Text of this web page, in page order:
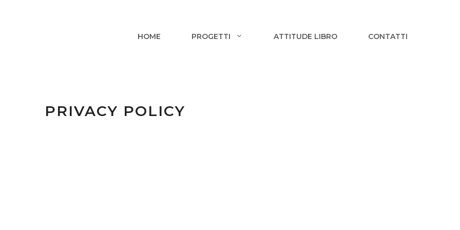
HOME PROGETTI ATTITUDE LIBRO CONTATTI
PRIVACY POLICY